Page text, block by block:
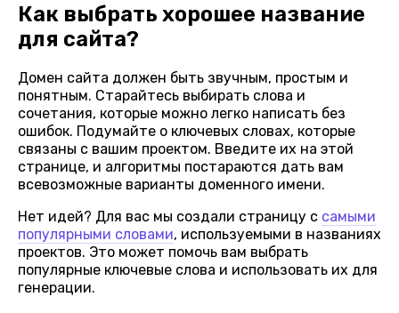
Как выбрать хорошее название
для сайта?
Домен сайта должен быть звучным, простым и
понятным. Старайтесь выбирать слова и
сочетания, которые можно легко написать без
ошибок. Подумайте о ключевых словах, которые
связаны с вашим проектом. Введите их на этой
странице, и алгоритмы постараются дать вам
всевозможные варианты доменного имени.
Нет идей? Для вас мы создали страницу с самыми
популярными словами, используемыми в названиях
проектов. Это может помочь вам выбрать
популярные ключевые слова и использовать их для
генерации.